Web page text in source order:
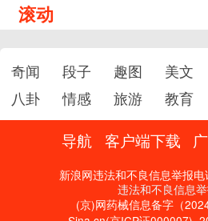
滚动
奇闻 段子 趣图 美文
八卦
情感 旅游 教育
导航 客户端下载
新浪网违法和不良信息举报
违法和不良信息
(京)网药械信息备字（